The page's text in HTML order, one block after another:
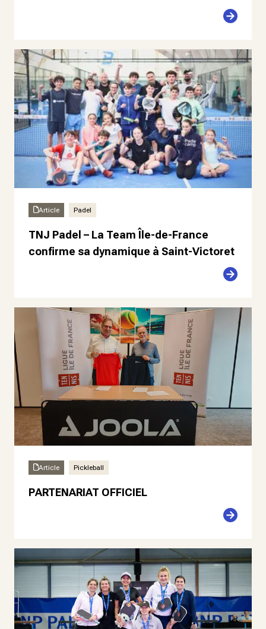
Article Padel
TNJ Padel – La Team Île-de-France
confirme sa dynamique à Saint-Victoret
Article Pickleball
PARTENARIAT OFFICIEL